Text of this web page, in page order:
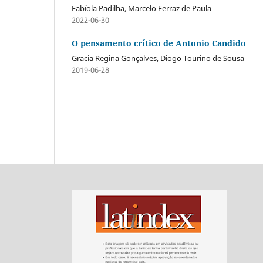
Fabíola Padilha, Marcelo Ferraz de Paula
2022-06-30
O pensamento crítico de Antonio Candido
Gracia Regina Gonçalves, Diogo Tourino de Sousa
2019-06-28